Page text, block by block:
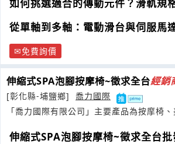
如何挑選適合的傳動元件？滑軌規
從單軸到多軸：電動滑台與伺服馬
免費詢價
伸縮式SPA泡腳按摩椅~徵求全台經銷
[彰化縣-埔鹽鄉]
喬力國際
「喬力國際有限公司」主要產品為按摩椅
伸縮式SPA泡腳按摩椅~徵求全台批